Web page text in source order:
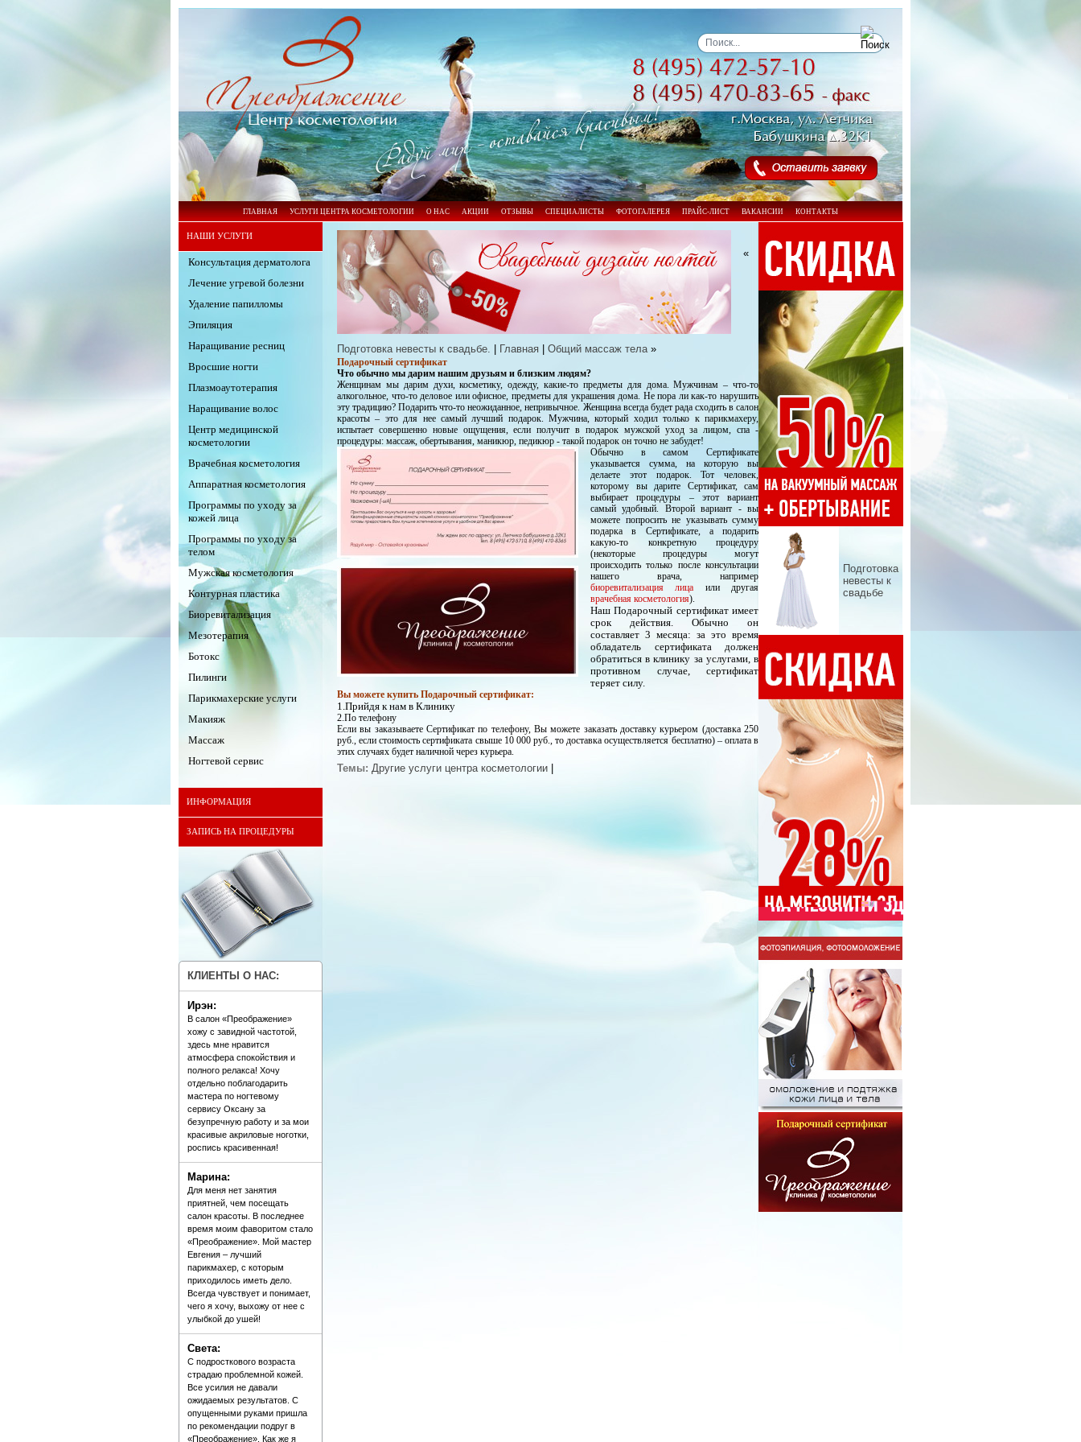
ГЛАВНАЯ УСЛУГИ ЦЕНТРА КОСМЕТОЛОГИИ О НАС АКЦИИ ОТЗЫВЫ СПЕЦИАЛИСТЫ ФОТОГАЛЕРЕЯ ПРАЙС-ЛИСТ ВАКАНСИИ КОНТАКТЫ
НАШИ УСЛУГИ
Консультация дерматолога
Лечение угревой болезни
Удаление папилломы
Эпиляция
Наращивание ресниц
Вросшие ногти
Плазмоаутотерапия
Наращивание волос
Центр медицинской
косметологии
Врачебная косметология
Аппаратная косметология
Программы по уходу за
кожей лица
Программы по уходу за
телом
Мужская косметология
Контурная пластика
Биоревитализация
Мезотерапия
Ботокс
Пилинги
Парикмахерские услуги
Макияж
Массаж
Ногтевой сервис
ИНФОРМАЦИЯ
ЗАПИСЬ НА ПРОЦЕДУРЫ
КЛИЕНТЫ О НАС:
Ирэн:
В салон «Преображение»
хожу с завидной частотой,
здесь мне нравится
атмосфера спокойствия и
полного релакса! Хочу
отдельно поблагодарить
мастера по ногтевому
сервису Оксану за
безупречную работу и за мои
красивые акриловые ноготки,
роспись красивенная!
Марина:
Для меня нет занятия
приятней, чем посещать
салон красоты. В последнее
время моим фаворитом стало
«Преображение». Мой мастер
Евгения – лучший
парикмахер, с которым
приходилось иметь дело.
Всегда чувствует и понимает,
чего я хочу, выхожу от нее с
улыбкой до ушей!
Света:
С подросткового возраста
страдаю проблемной кожей.
Все усилия не давали
ожидаемых результатов. С
опущенными руками пришла
по рекомендации подруг в
«Преображение». Как же я
Подготовка
невесты к
свадьбе
«
Подготовка невесты к свадьбе. Главная Общий массаж тела»
Подарочный сертификат
Что обычно мы дарим нашим друзьям и близким людям?
Женщинам мы дарим духи, косметику, одежду, какие-то предметы для дома. Мужчинам – что-то
алкогольное, что-то деловое или офисное, предметы для украшения дома. Не пора ли как-то нарушить
эту традицию? Подарить что-то неожиданное, непривычное. Женщина всегда будет рада сходить в салон
красоты – это для нее самый лучший подарок. Мужчина, который ходил только к парикмахеру,
испытает совершенно новые ощущения, если получит в подарок мужской уход за лицом, спа -
процедуры: массаж, обертывания, маникюр, педикюр - такой подарок он точно не забудет!
Обычно в самом Сертификате
указывается сумма, на которую вы
делаете этот подарок. Тот человек,
которому вы дарите Сертификат, сам
выбирает процедуры – этот вариант
самый удобный. Второй вариант - вы
можете попросить не указывать сумму
подарка в Сертификате, а подарить
какую-то конкретную процедуру
(некоторые процедуры могут
происходить только после консультации
нашего врача, например
биоревитализация лица или другая
врачебная косметология).
Наш Подарочный сертификат имеет
срок действия. Обычно он
составляет 3 месяца: за это время
обладатель сертификата должен
обратиться в клинику за услугами, в
противном случае, сертификат
теряет силу.
Вы можете купить Подарочный сертификат:
1.Прийдя к нам в Клинику
2.По телефону
Если вы заказываете Сертификат по телефону, Вы можете заказать доставку курьером (доставка 250
руб., если стоимость сертификата свыше 10 000 руб., то доставкаосуществляется бесплатно) – оплата в
этих случаях будет наличной через курьера.
Темы: Другие услуги центра косметологии